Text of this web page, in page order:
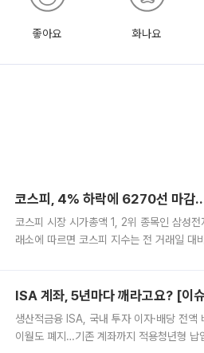
좋아요 화나요
코스피, 4% 하락에 6270선 마감
코스피 시장 시가총액 1, 2위 종목인 삼성
래소에 따르면 코스피 지수는 전 거래일
ISA 계좌, 5년마다 깨라고요? [이
생산적금융 ISA, 국내 투자 이자·배당 전
이월도 폐지…기존 계좌까지 적용청년형